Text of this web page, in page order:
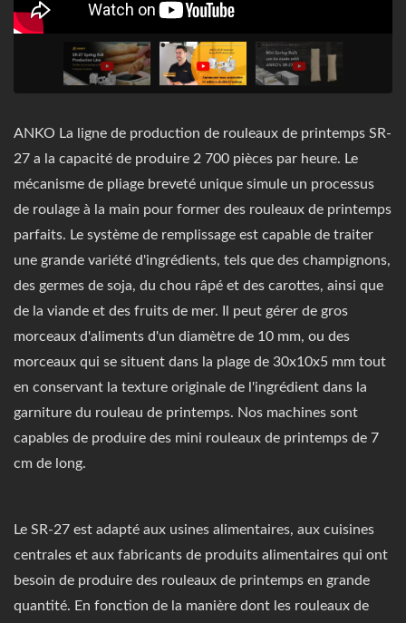
ANKO La ligne de production de rouleaux de printemps SR-
27 a la capacité de produire 2 700 pièces par heure. Le
mécanisme de pliage breveté unique simule un processus
de roulage à la main pour former des rouleaux de printemps
parfaits. Le système de remplissage est capable de traiter
une grande variété d'ingrédients, tels que des champignons,
des germes de soja, du chou râpé et des carottes, ainsi que
de la viande et des fruits de mer. Il peut gérer de gros
morceaux d'aliments d'un diamètre de 10 mm, ou des
morceaux qui se situent dans la plage de 30x10x5 mm tout
en conservant la texture originale de l'ingrédient dans la
garniture du rouleau de printemps. Nos machines sont
capables de produire des mini rouleaux de printemps de 7
cm de long.
Le SR-27 est adapté aux usines alimentaires, aux cuisines
centrales et aux fabricants de produits alimentaires qui ont
besoin de produire des rouleaux de printemps en grande
quantité. En fonction de la manière dont les rouleaux de